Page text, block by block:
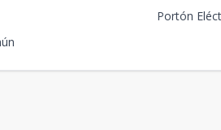
Portón